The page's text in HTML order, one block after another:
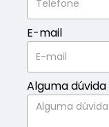
E-mail
Alguma